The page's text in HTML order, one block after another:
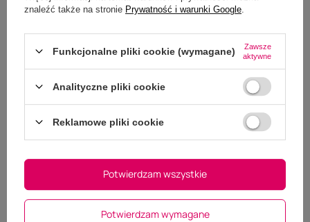
Dodaj własne zdjęcie produktu:
Wybierz plik
Nie wybrano pliku
Wyślij opinię
znaleźć także na stronie Prywatność i warunki Google
Funkcjonalne pliki cookie (wymagane)
Zawsze
aktywne
Analityczne pliki cookie
Reklamowe pliki cookie
Potwierdzam wymagane
Potwierdzam wszystkie